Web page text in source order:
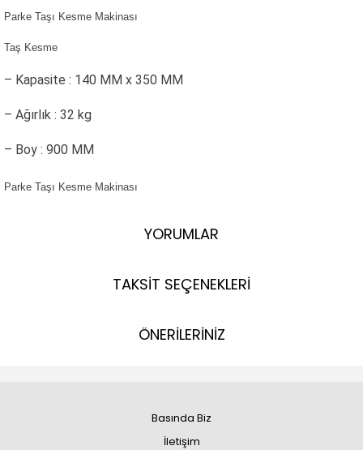
Parke Taşı Kesme Makinası
Taş Kesme
– Kapasite : 140 MM x 350 MM
– Ağırlık : 32 kg
– Boy : 900 MM
Parke Taşı Kesme Makinası
YORUMLAR
TAKSİT SEÇENEKLERİ
ÖNERİLERİNİZ
Basında Biz
İletişim